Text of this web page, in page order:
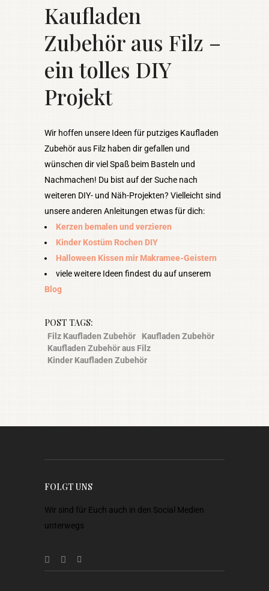
Kaufladen
Zubehör aus Filz –
ein tolles DIY
Projekt
Wir hoffen unsere Ideen für putziges Kaufladen
Zubehör aus Filz haben dir gefallen und
wünschen dir viel Spaß beim Basteln und
Nachmachen! Du bist auf der Suche nach
weiteren DIY- und Näh-Projekten? Vielleicht sind
unsere anderen Anleitungen etwas für dich:
Kerzen bemalen und verzieren
Kinder Kostüm Rochen DIY
Halloween Kissen mir Makramee-Geistern
viele weitere Ideen findest du auf unserem
Blog
POST TAGS:
Filz Kaufladen Zubehör
Kaufladen Zubehör
Kaufladen Zubehör aus Filz
Kinder Kaufladen Zubehör
FOLGT UNS
Wir sind für Euch auch in den Social Medien
unterwegs